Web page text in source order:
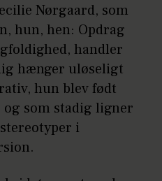
Nørgaard, som
hun, hen: Opdrag
handler
hænger uløseligt
hun blev født
og som stadig ligner
i